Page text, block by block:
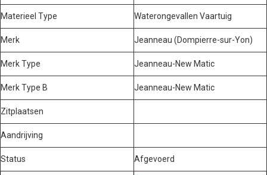
Materieel Type Waterongevallen Vaartuig
Merk Jeanneau (Dompierre-sur-Yon)
Merk Type Jeanneau-New Matic
Merk Type B Jeanneau-New Matic
Zitplaatsen
Aandrijving
Status Afgevoerd